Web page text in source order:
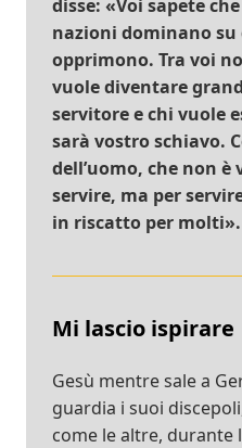
disse: «Voi sapete
nazioni dominano su
opprimono. Tra voi
vuole diventare
servitore e chi vuole
sarà vostro schiavo.
dell’uomo, che non
servire, ma per
in riscatto per molti».
Mi lascio ispirare
Gesù mentre sale a
guardia i suoi
come le altre, durante